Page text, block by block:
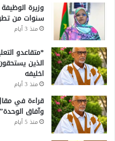
سنوات من
منذ 3 أيام
*متقاعدو
الذين
اخليفه
منذ 3 أيام
قراءة في
وآفاق
منذ 5 أيام